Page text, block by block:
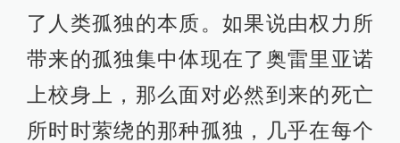
了人类孤独的本质。如果说由权力所
带来的孤独集中体现在了奥雷里亚诺
上校身上，那么面对必然到来的死亡
所时时萦绕的那种孤独，几乎在每个